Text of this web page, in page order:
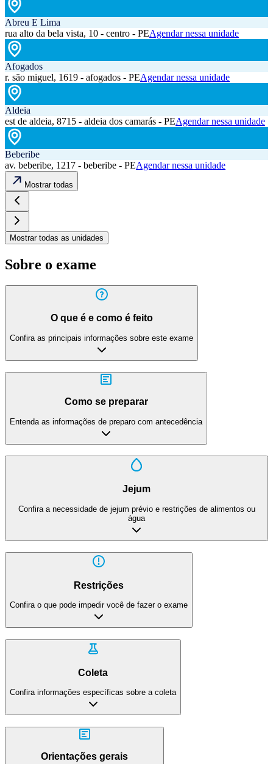
Abreu E Lima
rua alto da bela vista, 10 - centro - PEAgendar nessa unidade
Afogados
r. são miguel, 1619 - afogados - PEAgendar nessa unidade
Aldeia
est de aldeia, 8715 - aldeia dos camarás - PEAgendar nessa unidade
Beberibe
av. beberibe, 1217 - beberibe - PEAgendar nessa unidade
Mostrar todas
Mostrar todas as unidades
Sobre o exame
O que é e como é feito
Confira as principais informações sobre este exame
Como se preparar
Entenda as informações de preparo com antecedência
Jejum
Confira a necessidade de jejum prévio e restrições de alimentos ou
água
Restrições
Confira o que pode impedir você de fazer o exame
Coleta
Confira informações específicas sobre a coleta
Orientações gerais